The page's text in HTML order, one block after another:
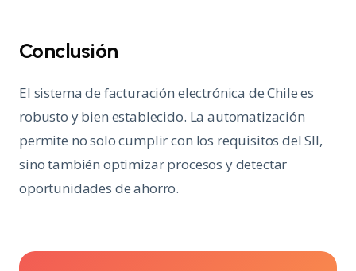
Conclusión
El sistema de facturación electrónica de Chile es
robusto y bien establecido. La automatización
permite no solo cumplir con los requisitos del SII,
sino también optimizar procesos y detectar
oportunidades de ahorro.